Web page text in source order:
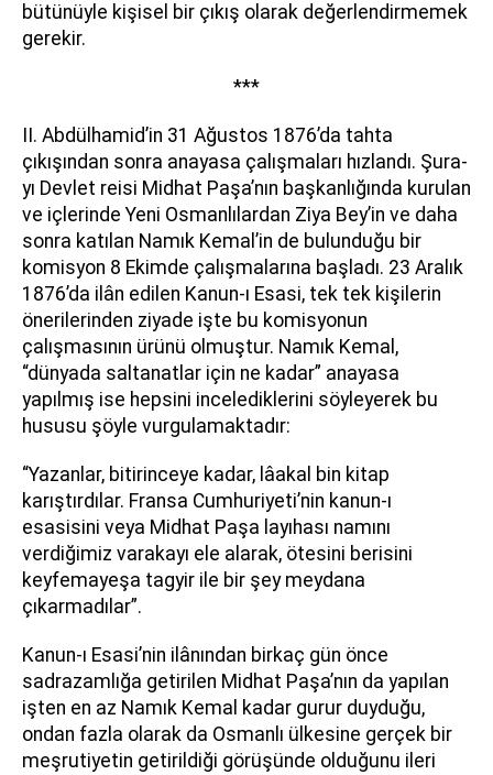
bütünüyle kişisel bir çıkış olarak değerlendirmemek
gerekir.
***
II. Abdülhamid’in 31 Ağustos 1876’da tahta
çıkışından sonra anayasa çalışmaları hızlandı. Şura-
yı Devlet reisi Midhat Paşa’nın başkanlığında kurulan
ve içlerinde Yeni Osmanlılardan Ziya Bey’in ve daha
sonra katılan Namık Kemal’in de bulunduğu bir
komisyon 8 Ekimde çalışmalarına başladı. 23 Aralık
1876’da ilân edilen Kanun-ı Esasi, tek tek kişilerin
önerilerinden ziyade işte bu komisyonun
çalışmasının ürünü olmuştur. Namık Kemal,
“dünyada saltanatlar için ne kadar” anayasa
yapılmış ise hepsini incelediklerini söyleyerek bu
hususu şöyle vurgulamaktadır:
“Yazanlar, bitirinceye kadar, lâakal bin kitap
karıştırdılar. Fransa Cumhuriyeti’nin kanun-ı
esasisini veya Midhat Paşa layıhası namını
verdiğimiz varakayı ele alarak, ötesini berisini
keyfemayeşa tagyir ile bir şey meydana
çıkarmadılar”.
Kanun-ı Esasi’nin ilânından birkaç gün önce
sadrazamlığa getirilen Midhat Paşa’nın da yapılan
işten en az Namık Kemal kadar gurur duyduğu,
ondan fazla olarak da Osmanlı ülkesine gerçek bir
meşrutiyetin getirildiği görüşünde olduğunu ileri